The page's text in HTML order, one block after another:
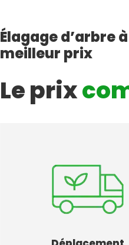
Élagage d’arbre
meilleur prix
Le prix